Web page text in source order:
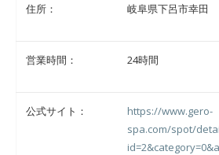
住所： 岐阜県下呂市幸田
営業時間： 24時間
公式サイト：
https://www.gero-
spa.com/spot/